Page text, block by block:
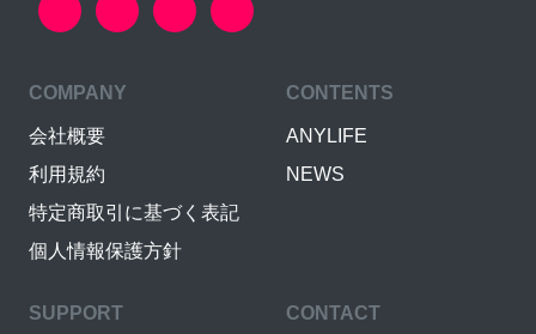
COMPANY
会社概要
利用規約
特定商取引に基づく表記
個人情報保護方針
CONTENTS
ANYLIFE
NEWS
SUPPORT CONTACT